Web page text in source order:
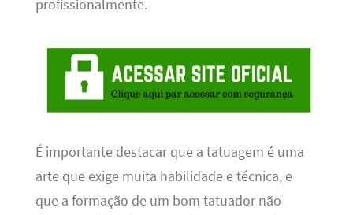
profissionalmente.
É importante destacar que a tatuagem é uma
arte que exige muita habilidade e técnica, e
que a formação de um bom tatuador não